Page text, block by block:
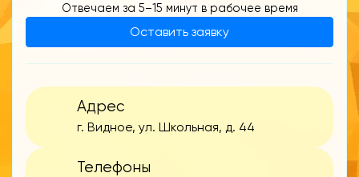
Отвечаем за 5–15 минут в рабочее время
Оставить заявку
Адрес
г. Видное, ул. Школьная, д. 44
Телефоны